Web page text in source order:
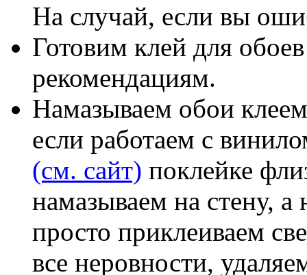
На случай, если вы
Готовим клей для
рекомендациям.
Намазываем обои
если работаем с
(см. сайт) поклейке
намазываем на стену,
просто приклеиваем
все неровности,